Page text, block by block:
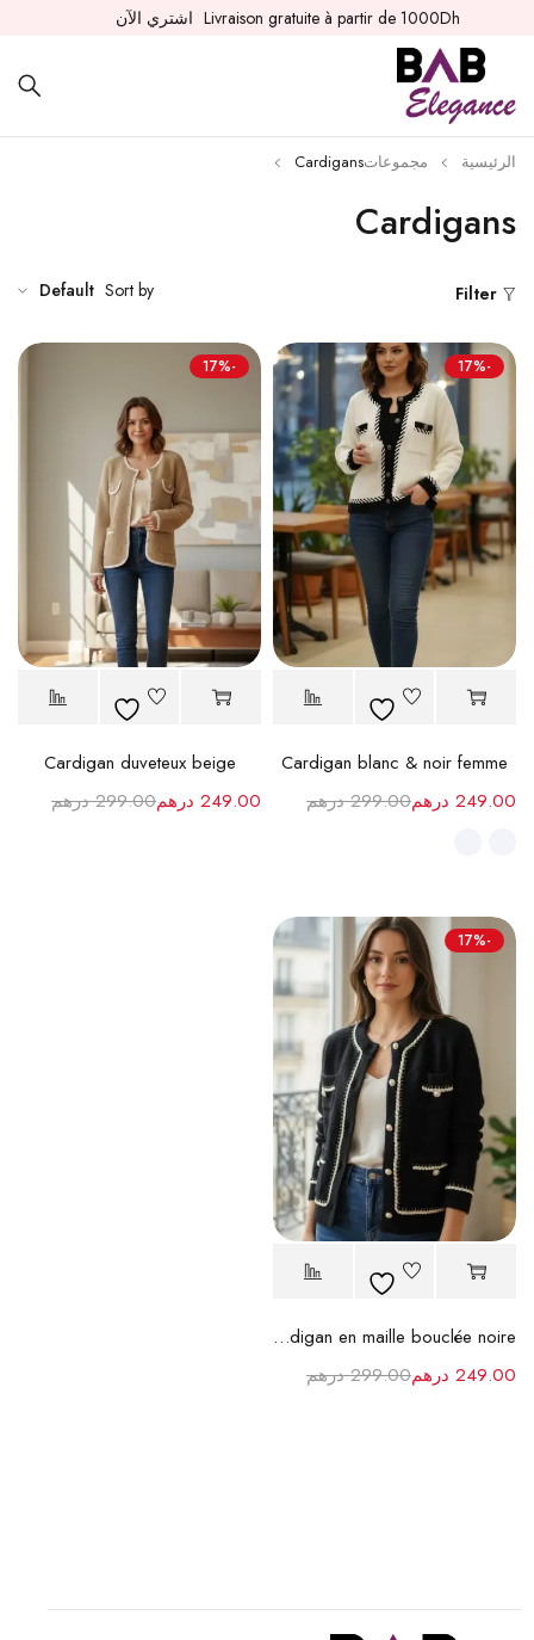
Livraison gratuite à partir de 1000Dh اشتري الآن
Cardigans
الرئيسية مجموعاتCardigans
Filter
Sort by
Default
-17%
Cardigan blanc & noir femme
299.00 درهم 249.00 درهم
-17%
Cardigan duveteux beige
299.00 درهم 249.00 درهم
-17%
Cardigan en maille bouclée noire
299.00 درهم 249.00 درهم